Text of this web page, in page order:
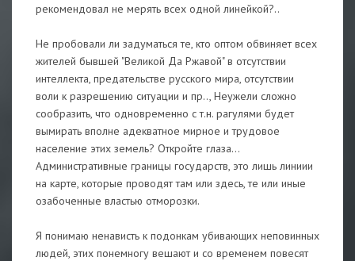
рекомендовал не мерять всех одной линейкой?..
Не пробовали ли задуматься те, кто оптом обвиняет всех
жителей бывшей "Великой Да Ржавой" в отсутствии
интеллекта, предательстве русского мира, отсутствии
воли к разрешению ситуации и пр.., Неужели сложно
сообразить, что одновременно с т.н. рагулями будет
вымирать вполне адекватное мирное и трудовое
население этих земель? Откройте глаза...
Административные границы государств, это лишь линиии
на карте, которые проводят там или здесь, те или иные
озабоченные властью отморозки.
Я понимаю ненависть к подонкам убивающих неповинных
людей, этих понемногу вешают и со временем повесят